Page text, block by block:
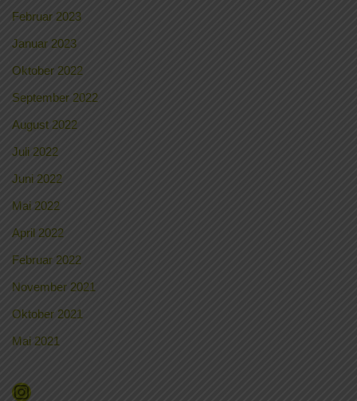
Februar 2023
Januar 2023
Oktober 2022
September 2022
August 2022
Juli 2022
Juni 2022
Mai 2022
April 2022
Februar 2022
November 2021
Oktober 2021
Mai 2021